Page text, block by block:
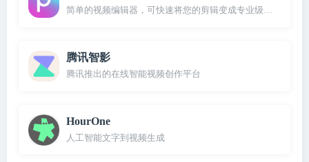
简单的视频编辑器，可快速将您的剪辑变成专业级剪辑
腾讯智影
腾讯推出的在线智能视频创作平台
HourOne
人工智能文字到视频生成